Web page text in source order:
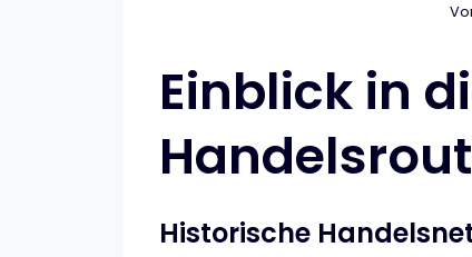
Einblick in
Historische